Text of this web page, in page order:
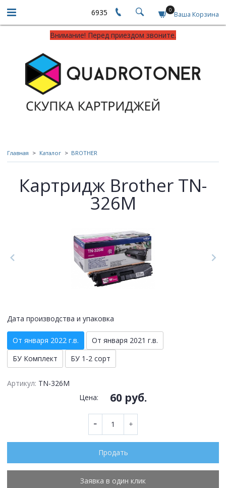
6935 0 Ваша Корзина
Внимание! Перед приездом звоните.
Главная Каталог BROTHER
Картридж Brother TN-
326M
Дата производства и упаковка
От января 2022 г.в.
От января 2021 г.в.
БУ Комплект
БУ 1-2 сорт
Артикул: TN-326M
Цена:
60 руб.
Продать
Заявка в один клик